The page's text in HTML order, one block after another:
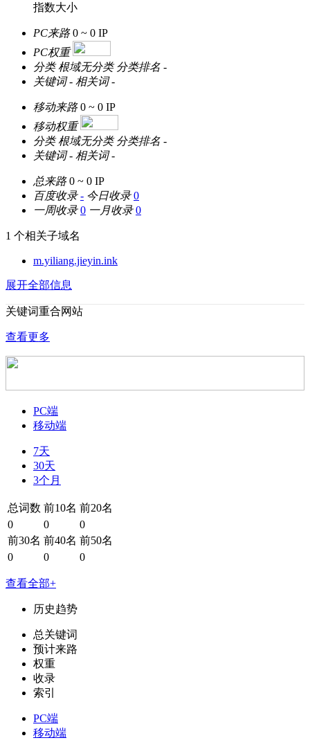
指数大小
PC来路 0 ~ 0 IP
PC权重
分类 根域无分类 分类排名 -
关键词 - 相关词 -
移动来路 0 ~ 0 IP
移动权重
分类 根域无分类 分类排名 -
关键词 - 相关词 -
总来路 0 ~ 0 IP
百度收录 - 今日收录 0
一周收录 0 一月收录 0
1 个相关子域名
m.yiliang.jieyin.ink
展开全部信息
关键词重合网站
查看更多
PC端
移动端
7天
30天
3个月
总词数 前10名 前20名
0
0
0
前30名 前40名 前50名
0
0 0
查看全部+
历史趋势
总关键词
预计来路
权重
收录
索引
PC端
移动端